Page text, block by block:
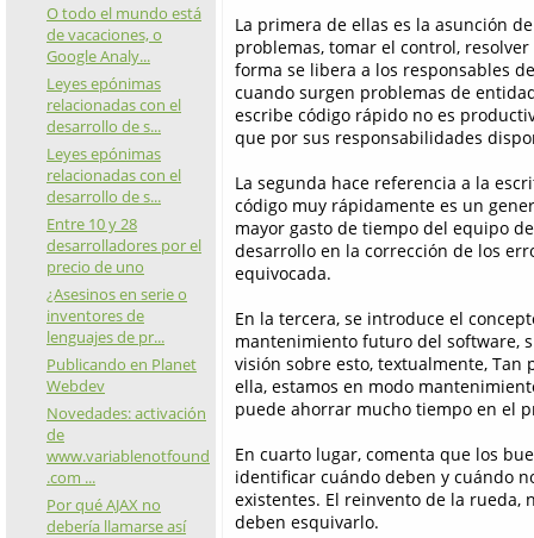
O todo el mundo está
de vacaciones, o
Google Analy...
Leyes epónimas
relacionadas con el
desarrollo de s...
Leyes epónimas
relacionadas con el
desarrollo de s...
Entre 10 y 28
desarrolladores por el
precio de uno
¿Asesinos en serie o
inventores de
lenguajes de pr...
Publicando en Planet
Webdev
Novedades: activación
de
www.variablenotfound
.com ...
Por qué AJAX no
debería llamarse así
La primera de ellas es la asunción
problemas, tomar el control,
forma se libera a los responsables
cuando surgen problemas de
escribe código rápido no es
que por sus responsabilidades
La segunda hace referencia a la
código muy rápidamente es un
mayor gasto de tiempo del equipo
desarrollo en la corrección de los
equivocada.
En la tercera, se introduce el
mantenimiento futuro del software,
visión sobre esto, textualmente, Tan
ella, estamos en modo
puede ahorrar mucho tiempo en el
En cuarto lugar, comenta que los
identificar cuándo deben y cuándo
existentes. El reinvento de la rueda,
deben esquivarlo.